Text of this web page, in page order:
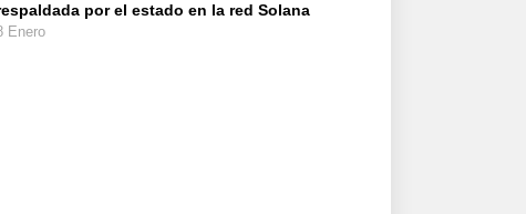
por el estado en la red Solana
Enero